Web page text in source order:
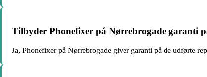
Tilbyder Phonefixer på Nørrebrogade garanti
Ja, Phonefixer på Nørrebrogade giver garanti på de udførte